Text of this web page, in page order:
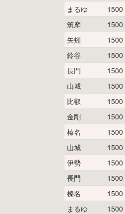
まるゆ
1500
筑摩
1500
矢矧
1500
鈴谷
1500
長門
1500
山城
1500
比叡
1500
金剛
1500
榛名
1500
山城
1500
伊勢
1500
長門
1500
榛名
1500
まるゆ
1500